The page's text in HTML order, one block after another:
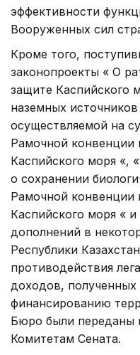
эффективности
Вооруженных сил
Кроме того,
законопроекты « О
защите Каспийского
наземных источников
осуществляемой на
Рамочной конвенции
Каспийского моря «,
о сохранении
Рамочной конвенции
Каспийского моря «
дополнений в
Республики
противодействия
доходов,
финансированию
Бюро были переданы
Комитетам Сената.